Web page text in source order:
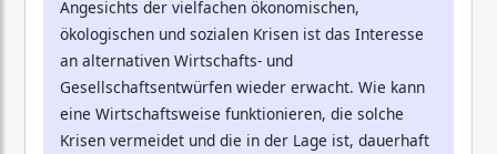
Angesichts der vielfachen ökonomischen,
ökologischen und sozialen Krisen ist das Interesse
an alternativen Wirtschafts- und
Gesellschaftsentwürfen wieder erwacht. Wie kann
eine Wirtschaftsweise funktionieren, die solche
Krisen vermeidet und die in der Lage ist, dauerhaft